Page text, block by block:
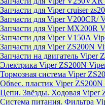
Запчасти для Viper cruiser
Запчасти для Viper V200CR/
Запчасти для Viper MX200R
Запчасти для Viper V150A
Запчасти для Viper ZS200N
Запчасти на двигатель Viper
Электрика Viper ZS200N
Тормозная система Viper
Обвес. пластик Viper
Цепи. Звёзды. Ходовая Viper
Система питания. Фильтра